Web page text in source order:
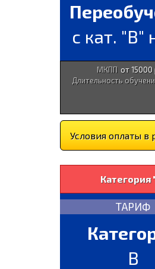
с кат. "В"
МКПП от 15000
Длительность
Условия оплаты в
Категория
ТАРИФ
B